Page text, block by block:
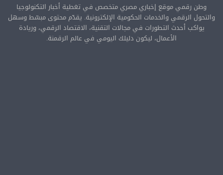
وطن رقمي موقع إخباري مصري متخصص في تغطية أخبار التكنولوجيا
والتحول الرقمي والخدمات الحكومية الإلكترونية. يقدّم محتوى مبسّط وسهل
يواكب أحدث التطورات في مجالات التقنية، الاقتصاد الرقمي، وريادة
الأعمال، ليكون دليلك اليومي في عالم الرقمنة.